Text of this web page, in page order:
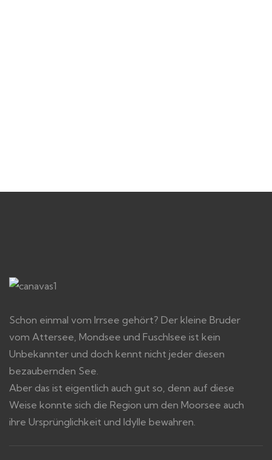
Schon einmal vom Irrsee gehört? Der kleine Bruder
vom Attersee, Mondsee und Fuschlsee ist kein
Unbekannter und doch kennt nicht jeder diesen
bezaubernden See.
Aber das ist eigentlich auch gut so, denn auf diese
Weise konnte sich die Region um den Moorsee auch
ihre Ursprünglichkeit und Idylle bewahren.